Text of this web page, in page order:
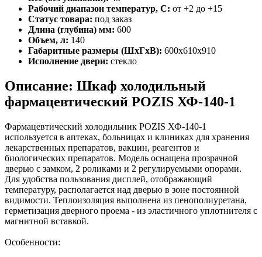
Рабочий диапазон температур, С: от +2 до +15
Статус товара: под заказ
Длина (глубина) мм: 600
Объем, л: 140
Габаритные размеры (ШхГхВ): 600х610х910
Исполнение двери: стекло
Описание: Шкаф холодильный
фармацевтический POZIS ХФ-140-1
Фармацевтический холодильник POZIS ХФ-140-1
используется в аптеках, больницах и клиниках для хранения
лекарственных препаратов, вакцин, реагентов и
биологических препаратов. Модель оснащена прозрачной
дверью с замком, 2 роликами и 2 регулируемыми опорами.
Для удобства пользования дисплей, отображающий
температуру, располагается над дверью в зоне постоянной
видимости. Теплоизоляция выполнена из пенополиуретана,
герметизация дверного проема - из эластичного уплотнителя с
магнитной вставкой.
Особенности: